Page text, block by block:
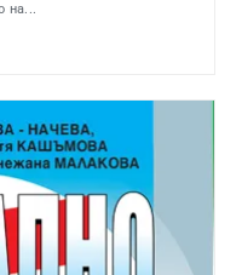
на...